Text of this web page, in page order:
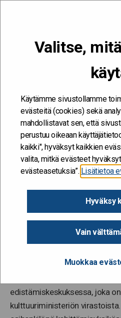
Valitse,
Käytämme sivustollamme
evästeitä (cookies) sekä
mahdollistavat sen, että
perustuu oikeaan
kaikki", hyväksyt kaikkien
valita, mitkä evästeet
evästeasetuksia”. Lisätietoa
Hyväksy
Vain
Muokkaa
Kehitän ja kehityn #töissäSuomelle
Antti Huntus
Antti Huntus
Erityisasiantuntija, Taiteen
edistämiskeskuksessa, joka
kulttuuriministeriön